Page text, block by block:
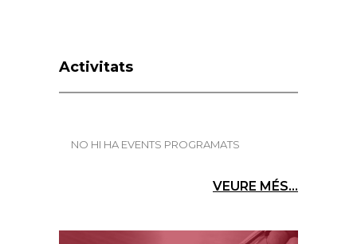
Activitats
NO HI HA EVENTS PROGRAMATS
VEURE MÉS...